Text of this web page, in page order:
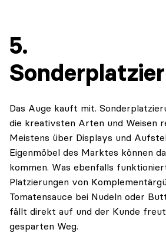
5.
Das Auge kauft mit.
die kreativsten Arten und Weisen
Meistens über Displays und
Eigenmöbel des Marktes können
kommen. Was ebenfalls
Platzierungen von
Tomatensauce bei Nudeln oder
fällt direkt auf und der Kunde
gesparten Weg.